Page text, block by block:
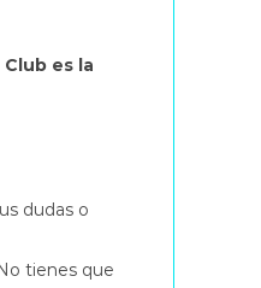
es la
dudas o
tienes que